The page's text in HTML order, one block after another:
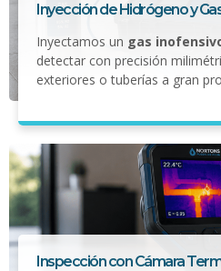
Inyección de Hidrógeno y
Inyectamos un gas
detectar con precisión
exteriores o tuberías a gran
Inspección con Cámara